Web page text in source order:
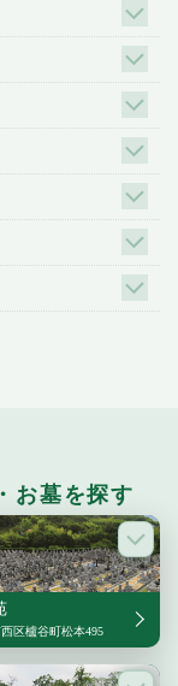
お墓を探す
区櫨谷町松本495